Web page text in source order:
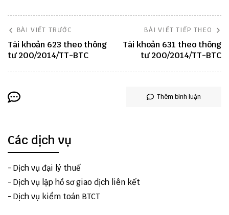
BÀI VIẾT TRƯỚC
Tài khoản 623 theo thông
tư 200/2014/TT-BTC
BÀI VIẾT TIẾP THEO
Tài khoản 631 theo thông
tư 200/2014/TT-BTC
Thêm bình luận
Các dịch vụ
- Dịch vụ đại lý thuế
- Dịch vụ lập hồ sơ giao dịch liên kết
- Dịch vụ kiểm toán BTCT